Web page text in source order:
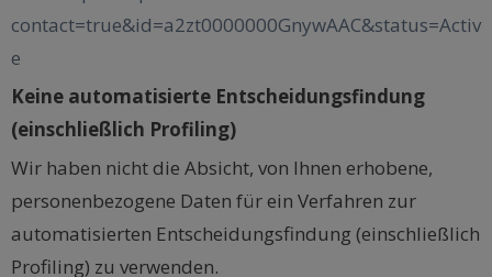
contact=true&id=a2zt0000000GnywAAC&status=Activ
e
Keine automatisierte Entscheidungsfindung
(einschließlich Profiling)
Wir haben nicht die Absicht, von Ihnen erhobene,
personenbezogene Daten für ein Verfahren zur
automatisierten Entscheidungsfindung (einschließlich
Profiling) zu verwenden.